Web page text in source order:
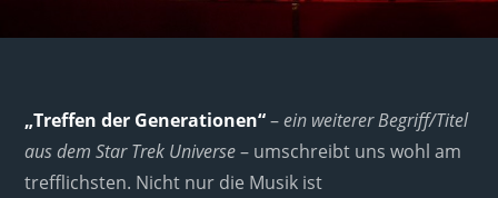
„Treffen der Generationen“–ein weiterer Begriff/Titel
aus dem Star Trek Universe– umschreibt uns wohl am
trefflichsten. Nicht nur die Musik ist